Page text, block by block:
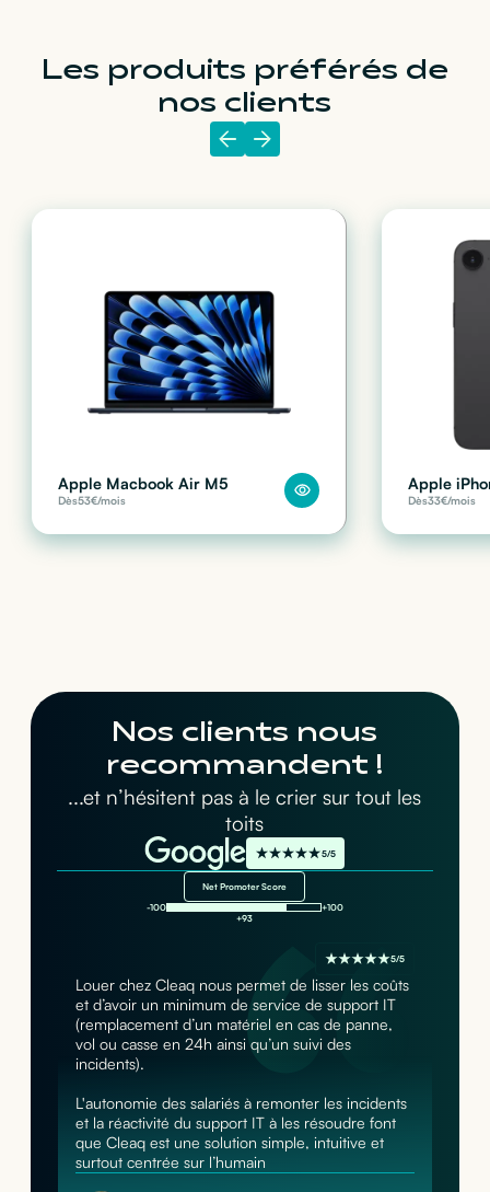
Les produits préférés de
nos clients
Apple Macbook Air M5
Dès53€/mois
Apple
Dès33€/mois
Nos clients nous
recommandent !
...et n’hésitent pas à le crier sur tout les
toits
5/5
Net Promoter Score
-100
+100
+93
5/5
Louer chez Cleaq nous permet de lisser les coûts
et d’avoir un minimum de service de support IT
(remplacement d’un matériel en cas de panne,
vol ou casse en 24h ainsi qu’un suivi des
incidents).
L'autonomie des salariés à remonter les incidents
et la réactivité du support IT à les résoudre font
que Cleaq est une solution simple, intuitive et
surtout centrée sur l’humain